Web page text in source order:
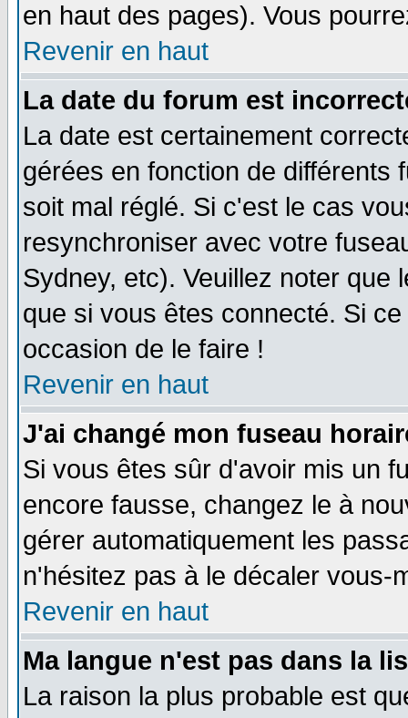
en haut des pages). Vous
Revenir en haut
La date du forum est
La date est certainement
gérées en fonction de différents
soit mal réglé. Si c'est le cas
resynchroniser avec votre
Sydney, etc). Veuillez noter que
que si vous êtes connecté. Si
occasion de le faire !
Revenir en haut
J'ai changé mon fuseau
Si vous êtes sûr d'avoir mis un
encore fausse, changez le à
gérer automatiquement les
n'hésitez pas à le décaler vous-
Revenir en haut
Ma langue n'est pas dans la
La raison la plus probable est